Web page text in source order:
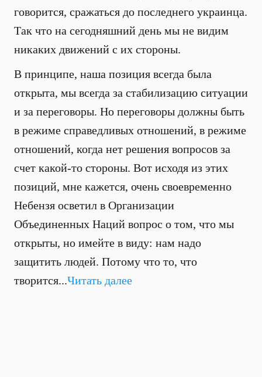
говорится, сражаться до последнего украинца.
Так что на сегодняшний день мы не видим
никаких движений с их стороны.
В принципе, наша позиция всегда была
открыта, мы всегда за стабилизацию ситуации
и за переговоры. Но переговоры должны быть
в режиме справедливых отношений, в режиме
отношений, когда нет решения вопросов за
счет какой-то стороны. Вот исходя из этих
позиций, мне кажется, очень своевременно
Небензя осветил в Организации
Объединенных Наций вопрос о том, что мы
открыты, но имейте в виду: нам надо
защитить людей. Потому что то, что
творится...Читать далее